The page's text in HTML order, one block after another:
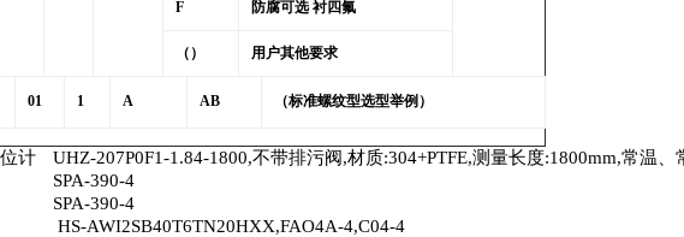
F 防腐可选 衬四氟
（） 用户其他要求
01 1 A AB （标准螺纹型选型举例）
计 UHZ-207P0F1-1.84-1800,不带排污阀,材质:304+PTFE,测量长度:1800mm,常温、
SPA-390-4
SPA-390-4
HS-AWI2SB40T6TN20HXX,FAO4A-4,C04-4